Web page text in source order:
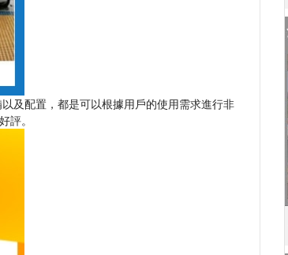
配置，都是可以根據用戶的使用需求進行非
。